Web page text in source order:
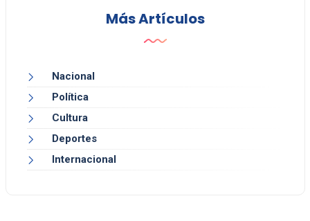
Más Artículos
Nacional
Política
Cultura
Deportes
Internacional